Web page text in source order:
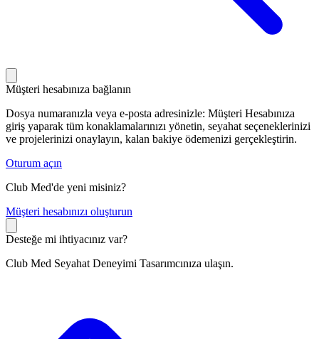
Müşteri hesabınıza bağlanın
Dosya numaranızla veya e-posta adresinizle: Müşteri Hesabınıza
giriş yaparak tüm konaklamalarınızı yönetin, seyahat seçeneklerinizi
ve projelerinizi onaylayın, kalan bakiye ödemenizi gerçekleştirin.
Oturum açın
Club Med'de yeni misiniz?
Müşteri hesabınızı oluşturun
Desteğe mi ihtiyacınız var?
Club Med Seyahat Deneyimi Tasarımcınıza ulaşın.